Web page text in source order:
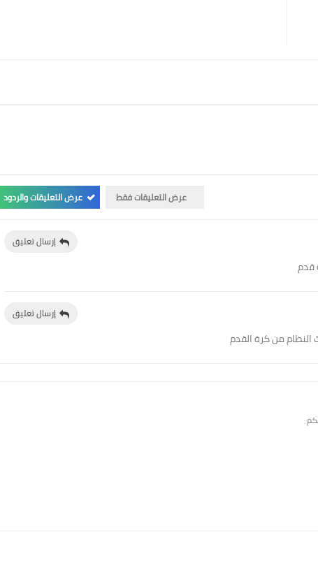
عرض التعليقات فقط عرض التعليقات والردود
قدم
إرسال تعليق
من كرة القدم
إرسال تعليق